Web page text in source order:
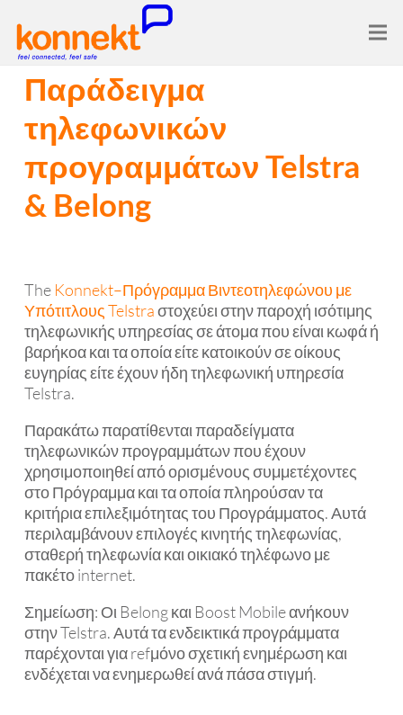
Παράδειγμα
τηλεφωνικών
προγραμμάτων Telstra
& Belong
The Konnekt–Πρόγραμμα Βιντεοτηλεφώνου με
Υπότιτλους Telstraστοχεύει στην παροχή ισότιμης
τηλεφωνικής υπηρεσίας σε άτομα που είναι κωφά ή
βαρήκοα και τα οποία είτε κατοικούν σε οίκους
ευγηρίας είτε έχουν ήδη τηλεφωνική υπηρεσία
Telstra.
Παρακάτω παρατίθενται παραδείγματα
τηλεφωνικών προγραμμάτων που έχουν
χρησιμοποιηθεί από ορισμένους συμμετέχοντες
στο Πρόγραμμα και τα οποία πληρούσαν τα
κριτήρια επιλεξιμότητας του Προγράμματος. Αυτά
περιλαμβάνουν επιλογές κινητής τηλεφωνίας,
σταθερή τηλεφωνία και οικιακό τηλέφωνο με
πακέτο internet.
Σημείωση: Οι Belong και Boost Mobile ανήκουν
στην Telstra. Αυτά τα ενδεικτικά προγράμματα
παρέχονται για refμόνο σχετική ενημέρωση και
ενδέχεται να ενημερωθεί ανά πάσα στιγμή.